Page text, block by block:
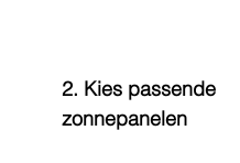
2. Kies passende
zonnepanelen